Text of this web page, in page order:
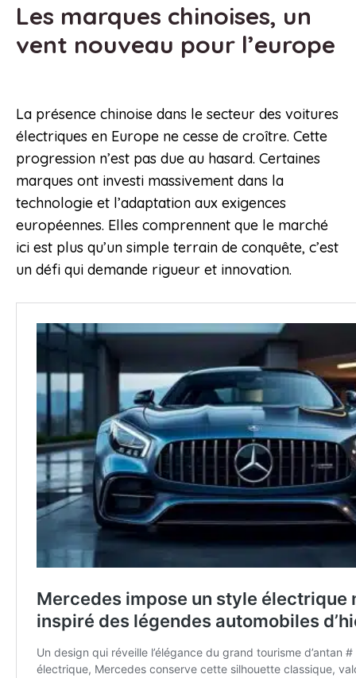
Les marques chinoises, un
vent nouveau pour l’europe
La présence chinoise dans le secteur des voitures
électriques en Europe ne cesse de croître. Cette
progression n’est pas due au hasard. Certaines
marques ont investi massivement dans la
technologie et l’adaptation aux exigences
européennes. Elles comprennent que le marché
ici est plus qu’un simple terrain de conquête, c’est
un défi qui demande rigueur et innovation.